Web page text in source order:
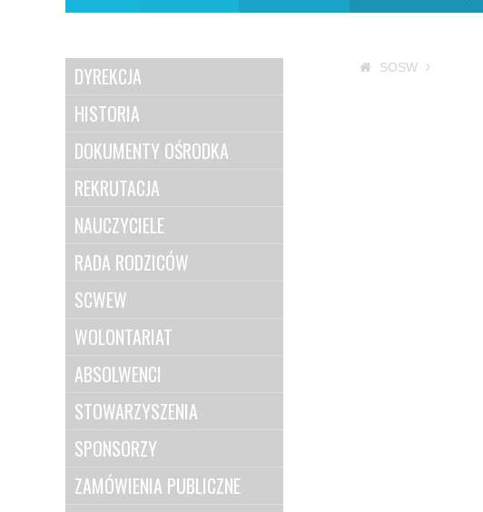
DYREKCJA
HISTORIA
DOKUMENTY OŚRODKA
REKRUTACJA
NAUCZYCIELE
RADA RODZICÓW
SCWEW
WOLONTARIAT
ABSOLWENCI
STOWARZYSZENIA
SPONSORZY
ZAMÓWIENIA PUBLICZNE
SOSW